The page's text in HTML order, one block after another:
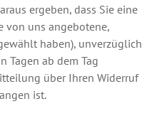
ergeben, dass Sie eine
von uns angebotene,
haben), unverzüglich
Tagen ab dem Tag
über Ihren Widerruf
ist.